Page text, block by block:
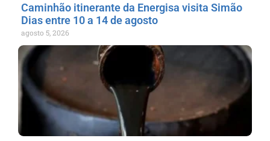
Caminhão itinerante da Energisa visita Simão
Dias entre 10 a 14 de agosto
agosto 5, 2026